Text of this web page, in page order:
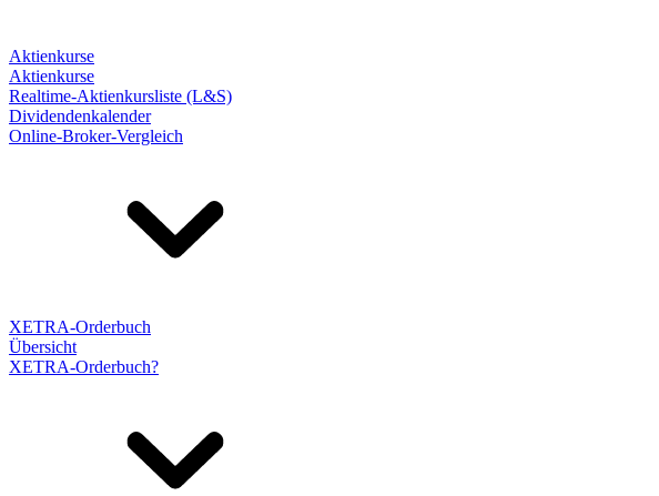
Aktienkurse
Aktienkurse
Realtime-Aktienkursliste (L&S)
Dividendenkalender
Online-Broker-Vergleich
XETRA-Orderbuch
Übersicht
XETRA-Orderbuch?